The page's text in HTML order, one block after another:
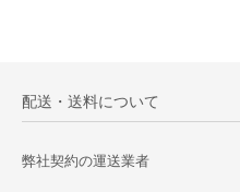
配送・送料について
弊社契約の運送業者